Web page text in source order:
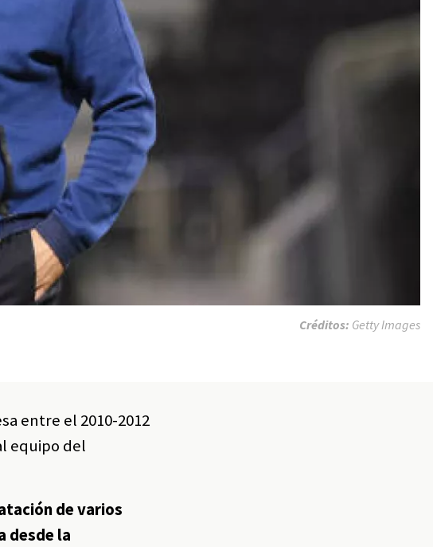
Créditos: Getty Images
entre el 2010-2012
equipo del
de varios
desde la